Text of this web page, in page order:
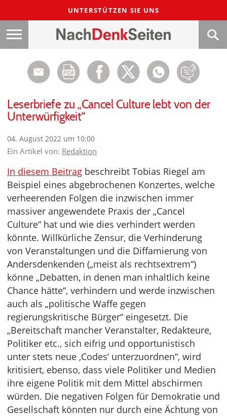
UNTERSTÜTZEN SIE UNS
Leserbriefe zu „Cancel Culture lebt von der
Unterwürfigkeit“
04. August 2022 um 10:00
Ein Artikel von: Redaktion
In diesem Beitrag beschreibt Tobias Riegel am
Beispiel eines abgebrochenen Konzertes, welche
verheerenden Folgen die inzwischen immer
massiver angewendete Praxis der „Cancel
Culture“ hat und wie dies verhindert werden
könnte. Willkürliche Zensur, die Verhinderung
von Veranstaltungen und die Diffamierung von
Andersdenkenden („meist als rechtsextrem“)
könne „Debatten, in denen man inhaltlich keine
Chance hätte“, verhindern und werde inzwischen
auch als „politische Waffe gegen
regierungskritische Bürger“ eingesetzt. Die
„Bereitschaft mancher Veranstalter, Redakteure,
Politiker etc., sich eifrig und opportunistisch
unter stets neue ‚Codes‘ unterzuordnen“, wird
kritisiert, ebenso, dass viele Politiker und Medien
ihre eigene Politik mit dem Mittel abschirmen
würden. Die negativen Folgen für Demokratie und
Gesellschaft könnten nur durch eine Ächtung von